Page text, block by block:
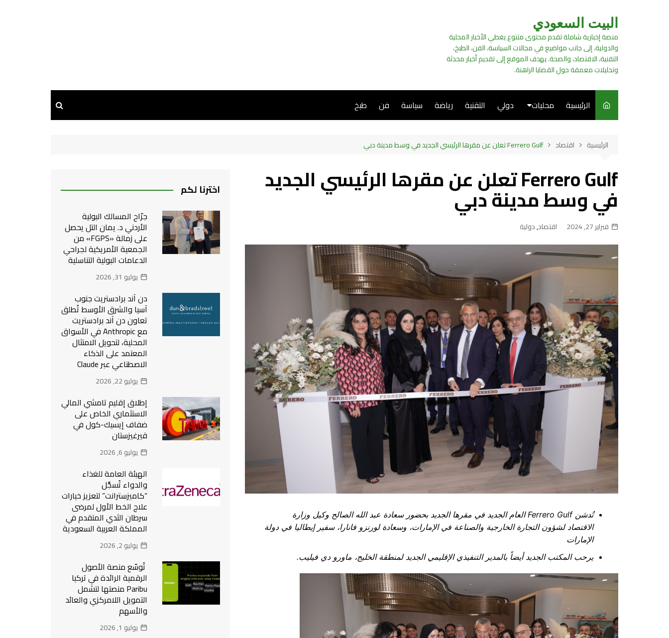
البيت السعودي
منصة إخبارية شاملة تقدم محتوى متنوع يغطي الأخبار المحلية
والدولية، إلى جانب مواضيع في مجالات السياسة، الفن، الطبخ،
التقنية، الاقتصاد، والصحة. يهدف الموقع إلى تقديم أخبار محدثة
وتحليلات معمقة حول القضايا الراهنة.
الرئيسية محليات
طبخ
دولي التقنية رياضة سياسة فن طبخ
الرئيسية اقتصاد Ferrero Gulf تعلن عن مقرها الرئيسي الجديد في وسط مدينة دبي
Ferrero Gulf تعلن عن مقرها الرئيسي الجديد
في وسط مدينة دبي
فبراير 27, 2024 اقتصاد,دولية
تُدشنFerrero Gulf العام الجديد في مقرها الجديد بحضور سعادة عبد الله الصالح وكيل وزارة
الاقتصاد لشؤون التجارة الخارجية والصناعة في الإمارات، وسعادة لورنزو فانارا، سفير إيطاليا في دولة
الإمارات
يرحب المكتب الجديد أيضاً بالمدير التنفيذي الإقليمي الجديد لمنطقة الخليج، ماورو دي فيليب.
اخترنا لكم
جرّاح المسالك البولية
الأردني د. يمان التل يحصل
على زمالة «FGPS» من
الجمعية الأمريكية لجراحي
الدعامات البولية التناسلية
يوليو 31, 2026
دن آند برادستريت جنوب
آسيا والشرق الأوسط تُطلق
تعاون دن آند برادستريت
مع Anthropic في الأسواق
المحلية، لتحويل الامتثال
المعتمد على الذكاء
الاصطناعي عبر Claude
يوليو 22, 2026
إطلاق إقليم تامشي المالي
الاستثماري الخاص على
ضفاف إيسيك-كول في
قيرغيزستان
يوليو 6, 2026
الهيئة العامة للغذاء
والدواء تُسجِّل
“كاميزسترانت” لتعزيز خيارات
علاج الخط الأول لمرضى
سرطان الثدي المتقدم في
المملكة العربية السعودية
يوليو 2, 2026
تُوسّع منصة الأصول
الرقمية الرائدة في تركيا
Paribu منصتها لتشمل
التمويل اللامركزي والعائد
والأسهم
يوليو 1, 2026